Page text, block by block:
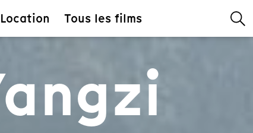
Location Tous les films